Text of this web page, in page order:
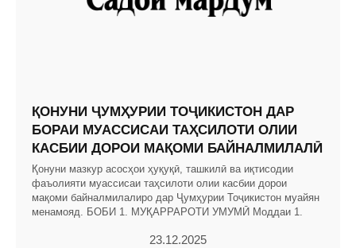
ҚОНУНИ ҶУМҲУРИИ ТОҶИКИСТОН ДАР
БОРАИ МУАССИСАИ ТАҲСИЛОТИ ОЛИИ
КАСБИИ ДОРОИ МАҚОМИ БАЙНАЛМИЛАЛӢ
Қонуни мазкур асосҳои ҳуқуқӣ, ташкилӣ ва иқтисодии
фаъолияти муассисаи таҳсилоти олии касбии дорои
мақоми байналмилалиро дар Ҷумҳурии Тоҷикистон муайян
менамояд. БОБИ 1. МУҚАРРАРОТИ УМУМӢ Моддаи 1.
23.12.2025